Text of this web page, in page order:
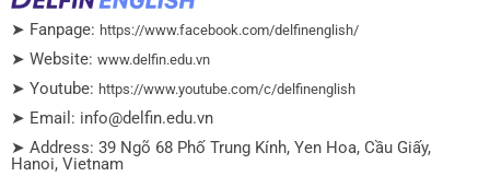
➤ Fanpage: https://www.facebook.com/delfinenglish/
➤ Website: www.delfin.edu.vn
➤ Youtube: https://www.youtube.com/c/delfinenglish
➤ Email: info@delfin.edu.vn
➤ Address: 39 Ngõ 68 Phố Trung Kính, Yen Hoa, Cầu Giấy,
Hanoi, Vietnam